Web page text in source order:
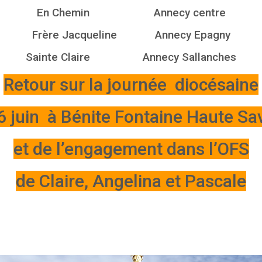
En Chemin Annecy centre
Frère Jacqueline Annecy Epagny
Sainte Claire Annecy Sallanches
Retour sur la journée diocésaine
juin à Bénite Fontaine Haute
et de l’engagement dans l’OFS
de Claire, Angelina et Pascale